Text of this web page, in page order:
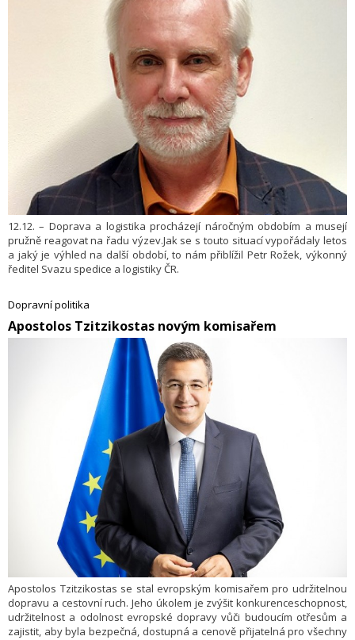
12.12. – Doprava a logistika procházejí náročným obdobím a musejí
pružně reagovat na řadu výzev.Jak se s touto situací vypořádaly letos
a jaký je výhled na další období, to nám přiblížil Petr Rožek, výkonný
ředitel Svazu spedice a logistiky ČR.
Dopravní politika
​Apostolos Tzitzikostas novým komisařem
Apostolos Tzitzikostas se stal evropským komisařem pro udržitelnou
dopravu a cestovní ruch. Jeho úkolem je zvýšit konkurenceschop­nost,
udržitelnost a odolnost evropské dopravy vůči budoucím otřesům a
zajistit, aby byla bezpečná, dostupná a cenově přijatelná pro všechny